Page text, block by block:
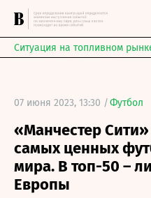
Ситуация на топливном
07 июня 2023, 13:30 /Футбол
«Манчестер
самых ценных
мира. В топ-50 –
Европы